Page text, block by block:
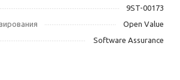
9ST-00173
Open Value
Software Assurance